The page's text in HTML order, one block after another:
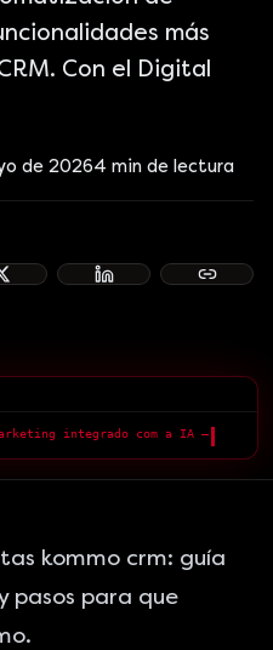
más
Con el Digital
de 20264 min de lectura
kommo crm: guía
pasos para que